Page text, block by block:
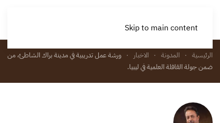
Skip to main content
الرئيسية المدونة الاخبار
ورشة عمل تدريبية في مدينة براك الشاطئ، من
ضمن جولة القافلة العلمية في ليبيا.